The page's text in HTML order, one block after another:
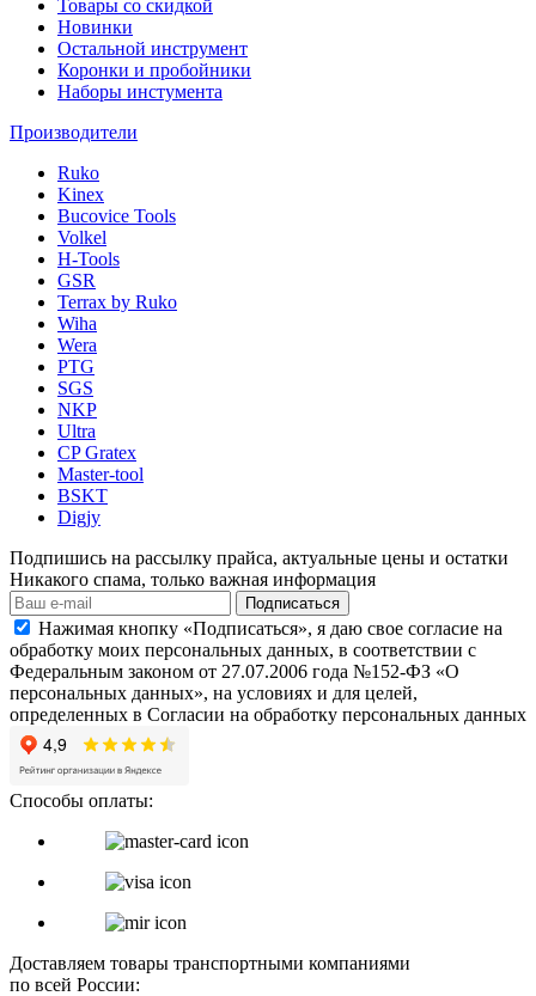
Товары со скидкой
Новинки
Остальной инструмент
Коронки и пробойники
Наборы инстумента
Производители
Ruko
Kinex
Bucovice Tools
Volkel
H-Tools
GSR
Terrax by Ruko
Wiha
Wera
PTG
SGS
NKP
Ultra
CP Gratex
Master-tool
BSKT
Digjy
Подпишись на рассылку прайса, актуальные цены и остатки
Никакого спама, только важная информация
Подписаться
Нажимая кнопку «Подписаться», я даю свое согласие на
обработку моих персональных данных, в соответствии с
Федеральным законом от 27.07.2006 года №152-ФЗ «О
персональных данных», на условиях и для целей,
определенных в Согласии на обработку персональных данных
Способы оплаты:
Доставляем товары транспортными компаниями
по всей России: